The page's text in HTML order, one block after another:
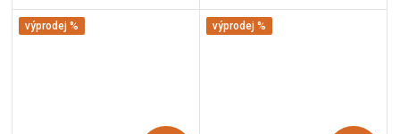
výprodej % výprodej %